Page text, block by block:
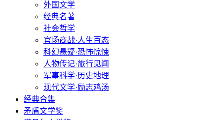
外国文学
经典名著
社会哲学
官场商战·人生百态
科幻悬疑·恐怖惊悚
人物传记·旅行见闻
军事科学·历史地理
现代文学·励志鸡汤
经典合集
矛盾文学奖